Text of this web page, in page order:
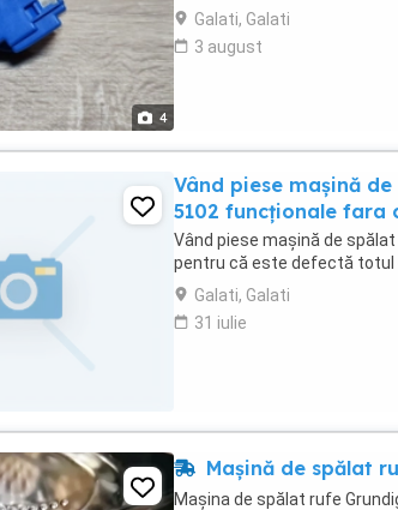
4
Galati, Galati
3 august
Vând piese mașină
5102 funcționale fara
Vând piese mașină de
pentru că este defectă totul
Galati, Galati
31 iulie
Mașină de spălat
Mașina de spălat rufe